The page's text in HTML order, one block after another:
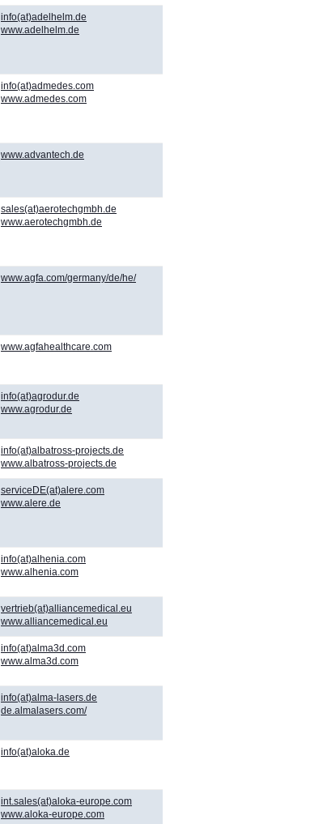
info(at)adelhelm.de
www.adelhelm.de
info(at)admedes.com
www.admedes.com
www.advantech.de
sales(at)aerotechgmbh.de
www.aerotechgmbh.de
www.agfa.com/germany/de/he/
www.agfahealthcare.com
info(at)agrodur.de
www.agrodur.de
info(at)albatross-projects.de
www.albatross-projects.de
serviceDE(at)alere.com
www.alere.de
info(at)alhenia.com
www.alhenia.com
vertrieb(at)alliancemedical.eu
www.alliancemedical.eu
info(at)alma3d.com
www.alma3d.com
info(at)alma-lasers.de
de.almalasers.com/
info(at)aloka.de
int.sales(at)aloka-europe.com
www.aloka-europe.com